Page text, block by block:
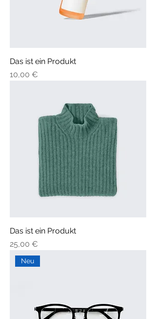
Das ist ein Produkt
Preis
10,00 €
Das ist ein Produkt
Preis
25,00 €
Neu